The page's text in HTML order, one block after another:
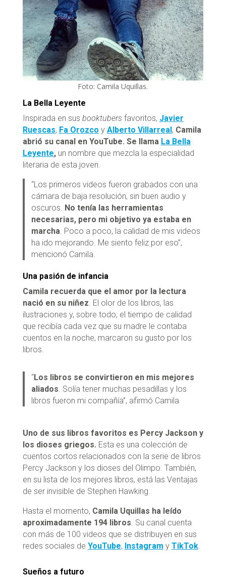
Foto: Camila Uquillas.
La Bella Leyente
Inspirada en sus booktubers favoritos, Javier
Ruescas, Fa Orozco y Alberto Villarreal, Camila
abrió su canal en YouTube. Se llama La Bella
Leyente,un nombre que mezcla la especialidad
literaria de esta joven.
“Los primeros videos fueron grabados con una
cámara de baja resolución, sin buen audio y
oscuros. No tenía las herramientas
necesarias, pero mi objetivo ya estaba en
marcha . Poco a poco, la calidad de mis videos
ha ido mejorando. Me siento feliz por eso”,
mencionó Camila.
Una pasión de infancia
Camila recuerda que el amor por la lectura
nació en su niñez. El olor de los libros, las
ilustraciones y, sobre todo, el tiempo de calidad
que recibía cada vez que su madre le contaba
cuentos en la noche, marcaron su gusto por los
libros.
“Los libros se convirtieron en mis mejores
aliados. Solía tener muchas pesadillas y los
libros fueron mi compañía”, afirmó Camila
Uno de sus libros favoritos es Percy Jackson y
los dioses griegos. Esta es una colección de
cuentos cortos relacionados con la serie de libros
Percy Jackson y los dioses del Olimpo. También,
en su lista de los mejores libros, está las Ventajas
de ser invisible de Stephen Hawking.
Hasta el momento, Camila Uquillas ha leído
aproximadamente 194 libros . Su canal cuenta
con más de 100 videos que se distribuyen en sus
redes sociales de YouTube, Instagram y TikTok.
Sueños a futuro